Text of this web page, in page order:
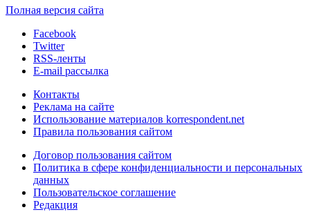
Полная версия сайта
Facebook
Twitter
RSS-ленты
E-mail рассылка
Контакты
Реклама на сайте
Использование материалов korrespondent.net
Правила пользования сайтом
Договор пользования сайтом
Политика в сфере конфиденциальности и персональных
данных
Пользовательское соглашение
Редакция